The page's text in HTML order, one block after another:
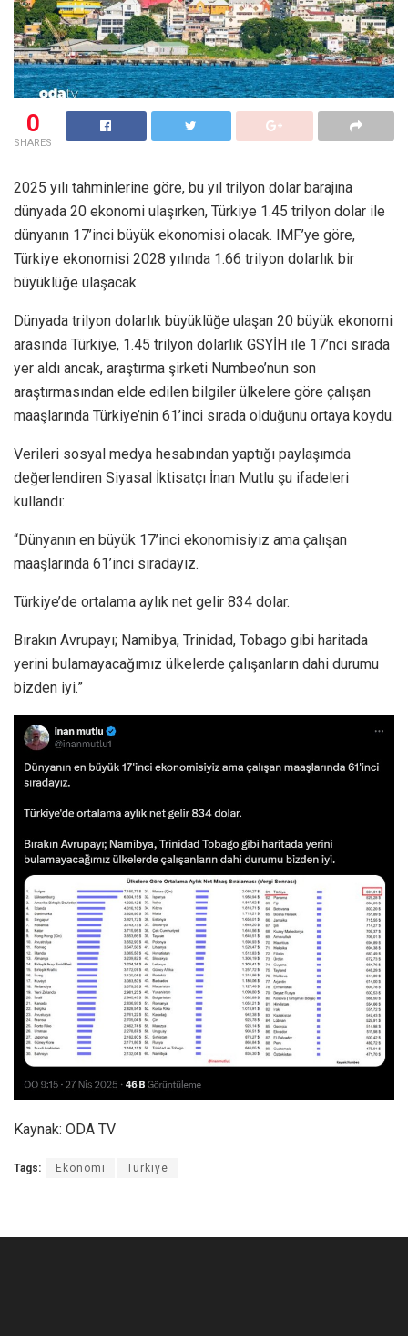
0
SHARES
2025 yılı tahminlerine göre, bu yıl trilyon dolar barajına
dünyada 20 ekonomi ulaşırken, Türkiye 1.45 trilyon dolar ile
dünyanın 17’inci büyük ekonomisi olacak. IMF’ye göre,
Türkiye ekonomisi 2028 yılında 1.66 trilyon dolarlık bir
büyüklüğe ulaşacak.
Dünyada trilyon dolarlık büyüklüğe ulaşan 20 büyük ekonomi
arasında Türkiye, 1.45 trilyon dolarlık GSYİH ile 17’nci sırada
yer aldı ancak, araştırma şirketi Numbeo’nun son
araştırmasından elde edilen bilgiler ülkelere göre çalışan
maaşlarında Türkiye’nin 61’inci sırada olduğunu ortaya koydu.
Verileri sosyal medya hesabından yaptığı paylaşımda
değerlendiren Siyasal İktisatçı İnan Mutlu şu ifadeleri
kullandı:
“Dünyanın en büyük 17’inci ekonomisiyiz ama çalışan
maaşlarında 61’inci sıradayız.
Türkiye’de ortalama aylık net gelir 834 dolar.
Bırakın Avrupayı; Namibya, Trinidad, Tobago gibi haritada
yerini bulamayacağımız ülkelerde çalışanların dahi durumu
bizden iyi.”
Kaynak: ODA TV
Tags: Ekonomi Türkiye